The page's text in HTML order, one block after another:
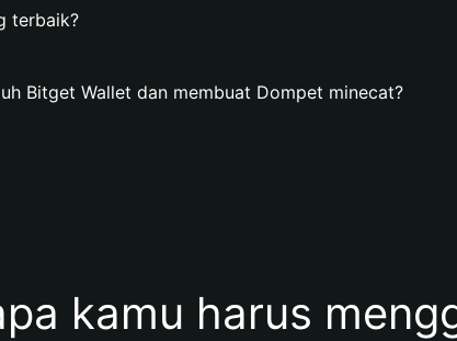
terbaik?
Bitget Wallet dan membuat Dompet minecat?
kamu harus